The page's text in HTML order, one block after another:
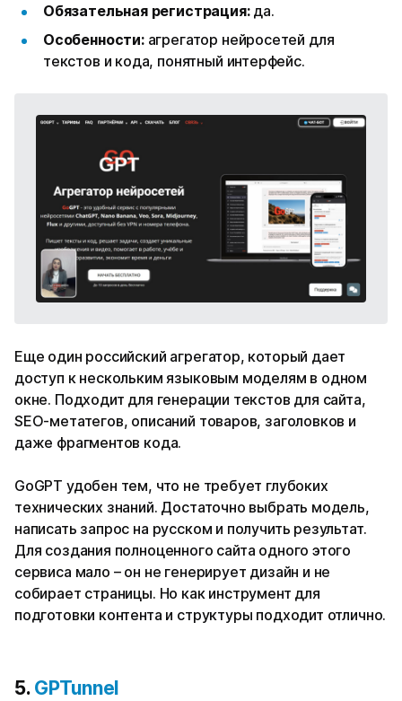
Обязательная регистрация: да.
Особенности:агрегатор нейросетей для
текстов и кода, понятный интерфейс.
Еще один российский агрегатор, который дает
доступ к нескольким языковым моделям в одном
окне. Подходит для генерации текстов для сайта,
SEO-метатегов, описаний товаров, заголовков и
даже фрагментов кода.
GoGPT удобен тем, что не требует глубоких
технических знаний. Достаточно выбрать модель,
написать запрос на русском и получить результат.
Для создания полноценного сайта одного этого
сервиса мало – он не генерирует дизайн и не
собирает страницы. Но как инструмент для
подготовки контента и структуры подходит отлично.
5. GPTunnel